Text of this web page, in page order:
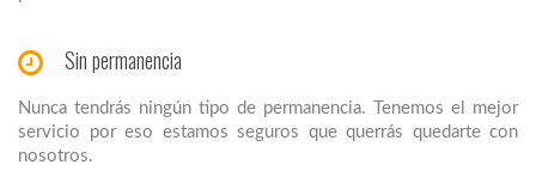
Sin permanencia
Nunca tendrás ningún tipo de permanencia. Tenemos el mejor
servicio por eso estamos seguros que querrás quedarte con
nosotros.